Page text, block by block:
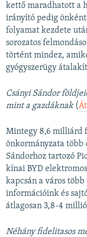
kettő maradhatott a
irányító pedig
folyamat kezdete
sorozatos
történt mindez,
gyógyszerügy
Csányi Sándor
mint a gazdáknak(
Mintegy 8,6 milliárd
önkormányzata több
Sándorhoz tartozó
kínai BYD
kapcsán a város
információink és
átlagosan 3,8-4
Néhány fidelitasos